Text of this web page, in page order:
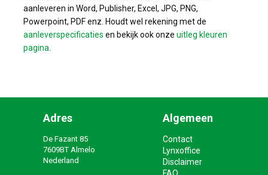
aanleveren in Word, Publisher, Excel, JPG, PNG,
Powerpoint, PDF enz. Houdt wel rekening met de
aanleverspecificaties en bekijk ook onze uitleg kleuren
pagina
Adres
De Fazant 85
7609BT Almelo
Nederland
Algemeen
Contact
Lynxoffice
Disclaimer